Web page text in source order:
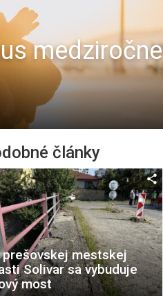
medziročne
články
prešovskej mestskej
Solivar sa vybuduje
most